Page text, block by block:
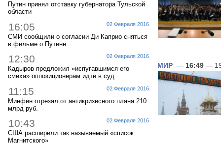
Путин принял отставку губернатора Тульской
области
02 Февраля 2016
16:05
СМИ сообщили о согласии Ди Каприо сняться
в фильме о Путине
02 Февраля 2016
12:30
Кадыров предложил «испугавшимся его
смеха» оппозиционерам идти в суд
02 Февраля 2016
11:15
Минфин отрезал от антикризисного плана 210
млрд руб.
02 Февраля 2016
10:43
США расширили так называемый «список
Магнитского»
МИР — 16:49 —